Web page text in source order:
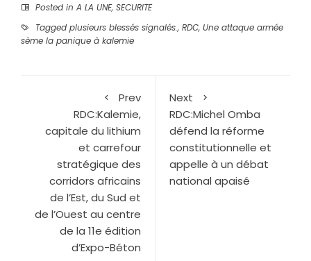
Posted in A LA UNE, SECURITE
Tagged plusieurs blessés signalés., RDC, Une attaque armée
sème la panique à kalemie
Prev
RDC:Kalemie,
capitale du lithium
et carrefour
stratégique des
corridors africains
de l’Est, du Sud et
de l’Ouest au centre
de la 11e édition
d’Expo-Béton
Next
RDC:Michel Omba
défend la réforme
constitutionnelle et
appelle à un débat
national apaisé